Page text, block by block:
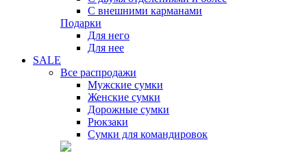
С внешними карманами
Подарки
Для него
Для нее
SALE
Все распродажи
Мужские сумки
Женские сумки
Дорожные сумки
Рюкзаки
Сумки для командировок